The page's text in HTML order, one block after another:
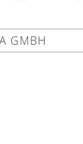
GMBH